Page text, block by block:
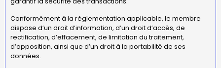
Conformément à la réglementation applicable, le membre
dispose d’un droit d’information, d’un droit d’accès, de
rectification, d’effacement, de limitation du traitement,
d’opposition, ainsi que d’un droit à la portabilité de ses
données.